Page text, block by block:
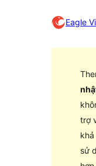
Eagle
trợ
sử